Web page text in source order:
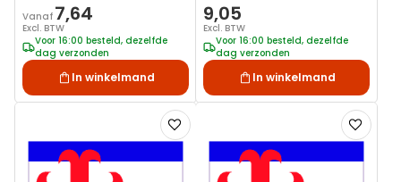
Vanaf 7,64
Excl. BTW
Voor 16:00 besteld, dezelfde
dag verzonden
In winkelmand
9,05
Excl. BTW
Voor 16:00 besteld, dezelfde
dag verzonden
In winkelmand
Voeg
toe
verlanglijst
Voeg
toe